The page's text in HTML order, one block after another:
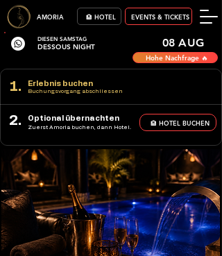
AMORIA 🏨 HOTEL EVENTS & TICKETS
DIESEN SAMSTAG
DESSOUS NIGHT 08 AUG
Hohe Nachfrage 🔥
1. Erlebnis buchen
Buchungsvorgang abschliessen
2. Optional übernachten
Zuerst Amoria buchen, dann Hotel.
🏨 HOTEL BUCHEN